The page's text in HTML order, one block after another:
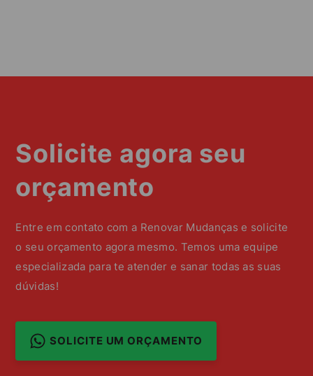
Solicite agora seu
orçamento
Entre em contato com a Renovar Mudanças e solicite
o seu orçamento agora mesmo. Temos uma equipe
especializada para te atender e sanar todas as suas
dúvidas!
SOLICITE UM ORÇAMENTO